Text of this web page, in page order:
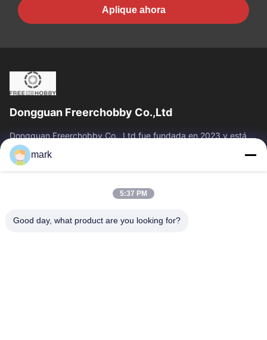
Aplique ahora
Dongguan Freerchobby Co.,Ltd
Dongguan Freerchobby Co., Ltd fue fundada en 2023 y está
ubicada en Dongguan, conocida como la fábrica del mundo.La
moderna fábrica de Ltd. se...
Vínculos Rápidos
Productos
Sobre Nosotros
Visita A La Fábrica
mark
5:37 PM
Good day, what product are you looking for?